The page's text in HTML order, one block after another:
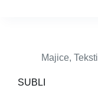
Majice, Tekstil
SUBLI